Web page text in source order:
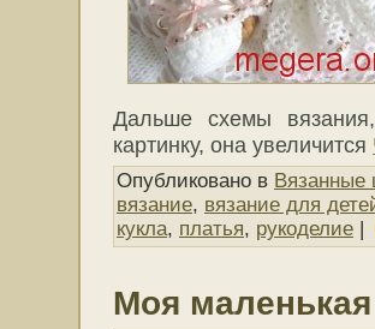
Дальше схемы
картинку, она увеличится
Опубликовано в Вязанные
вязание, вязание для
кукла, платья, рукоделие
Моя